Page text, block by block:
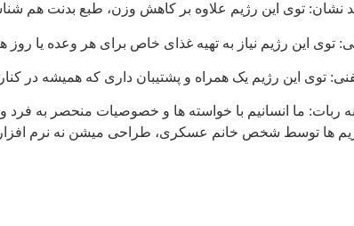
رژیم ها توسط شخص خانم عسکری، طراحی میشن نه نرم افزار